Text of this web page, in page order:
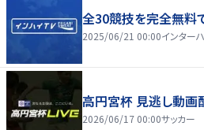
全30競技を完全無料
2025/06/21 00:00インター
高円宮杯 見逃し動画
2026/06/17 00:00サッカー